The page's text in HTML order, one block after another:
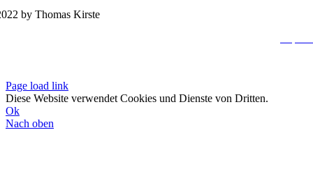
by Thomas Kirste
Page load link
Diese Website verwendet Cookies und Dienste von Dritten.
Ok
Nach oben